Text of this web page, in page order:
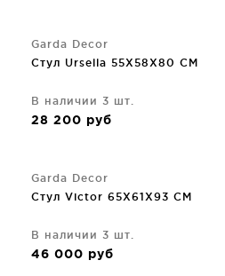
Garda Decor
Стул Ursella 55X58X80 CM
В наличии 3 шт.
28 200 руб
Garda Decor
Стул Victor 65X61X93 CM
В наличии 3 шт.
46 000 руб